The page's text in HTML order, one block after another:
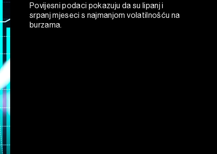
Povijesni podaci pokazuju da su lipanj i
srpanj mjeseci s najmanjom volatilnošću na
burzama.